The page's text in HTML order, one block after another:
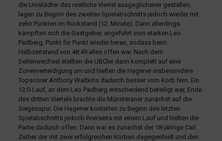
die Unistädter das restliche Viertel ausgeglichener gestalten,
lagen zu Beginn des zweiten Spielabschnitts jedoch wieder mit
zehn Punkten im Rückstand (12. Minute). Dann allerdings
kämpften sich die Gastgeber, angeführt vom starken Leo
Padberg, Punkt für Punkt wieder heran, sodass beim
Halbzeitstand von 48:49 alles offen war. Nach dem
Seitenwechsel stellten die UBCler dann komplett auf eine
Zonenverteidigung um und hielten die Hagener insbesondere
Topscorer Anthony Waltkins dadurch besser vom Korb fern. Ein
13:0-Lauf, an dem Leo Padberg entscheidend beteiligt war, Ende
des dritten Viertels brachte die Münsteraner zunächst auf die
Siegesspur. Die Hagener konterten zu Beginn des letzten
Spielabschnitts jedoch ihrerseits mit einem Lauf und hielten die
Partie dadurch offen. Dann war es zunächst der 18-jährige Carl
Zuther der mit zwei erfolgreichen Körben dagegenhielt und den